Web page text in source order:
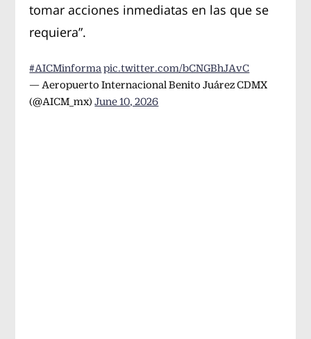
tomar acciones inmediatas en las que se
requiera”.
#AICMinforma pic.twitter.com/bCNGBhJAvC
— Aeropuerto Internacional Benito Juárez CDMX
(@AICM_mx)June 10, 2026